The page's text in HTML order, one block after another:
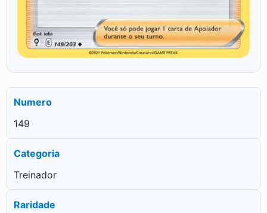
Numero
149
Categoria
Treinador
Raridade